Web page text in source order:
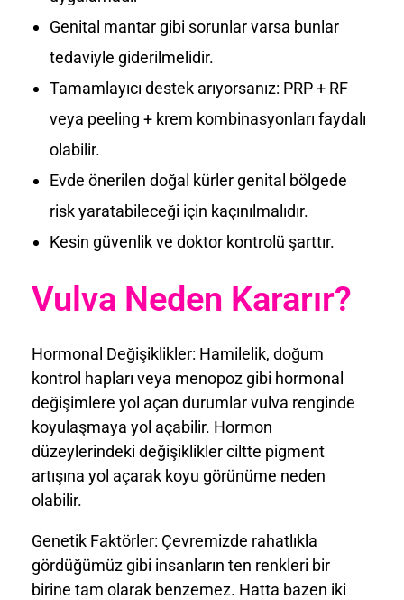
Genital mantar gibi sorunlar varsa bunlar
tedaviyle giderilmelidir.
Tamamlayıcı destek arıyorsanız: PRP + RF
veya peeling + krem kombinasyonları faydalı
olabilir.
Evde önerilen doğal kürler genital bölgede
risk yaratabileceği için kaçınılmalıdır.
Kesin güvenlik ve doktor kontrolü şarttır.
Vulva Neden Kararır?
Hormonal Değişiklikler: Hamilelik, doğum
kontrol hapları veya menopoz gibi hormonal
değişimlere yol açan durumlar vulva renginde
koyulaşmaya yol açabilir. Hormon
düzeylerindeki değişiklikler ciltte pigment
artışına yol açarak koyu görünüme neden
olabilir.
Genetik Faktörler: Çevremizde rahatlıkla
gördüğümüz gibi insanların ten renkleri bir
birine tam olarak benzemez. Hatta bazen iki